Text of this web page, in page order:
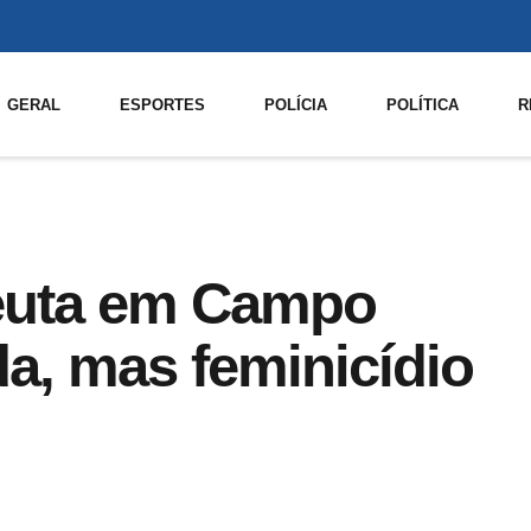
GERAL ESPORTES POLÍCIA POLÍTICA
em Campo
mas feminicídio